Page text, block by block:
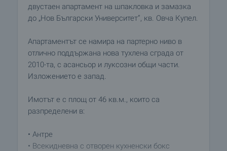
двустаен апартамент на шпакловка и замазка
до „Нов Български Университет”, кв. Овча Купел.
Апартаментът се намира на партерно ниво в
отлично поддържана нова тухлена сграда от
2010-та, с асансьор и луксозни общи части.
Изложението е запад.
Имотът е с площ от 46 кв.м., които са
разпределени в:
• Антре
• Всекидневна с отворен кухненски бокс